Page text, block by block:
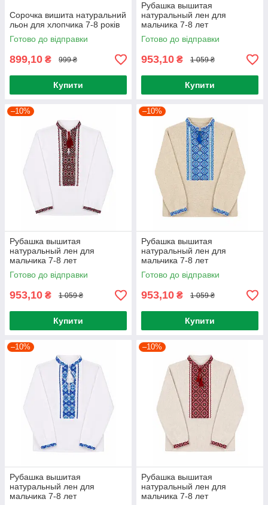
Сорочка вишита натуральний
льон для хлопчика 7-8 років
Готово до відправки
899,10 ₴ 999 ₴
Купити
Рубашка вышитая
натуральный лен для
мальчика 7-8 лет
Готово до відправки
953,10 ₴ 1 059 ₴
Купити
–10%
Рубашка вышитая
натуральный лен для
мальчика 7-8 лет
Готово до відправки
953,10 ₴ 1 059 ₴
Купити
–10%
Рубашка вышитая
натуральный лен для
мальчика 7-8 лет
Готово до відправки
953,10 ₴ 1 059 ₴
Купити
–10%
Рубашка вышитая
натуральный лен для
мальчика 7-8 лет
–10%
Рубашка вышитая
натуральный лен для
мальчика 7-8 лет